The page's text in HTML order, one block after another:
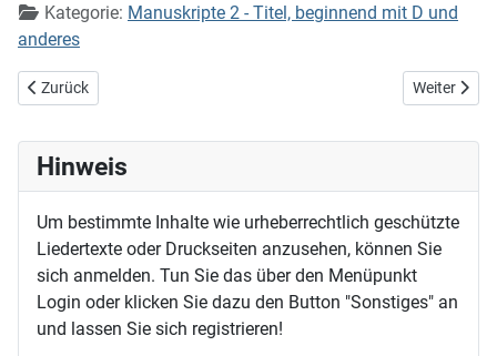
Kategorie: Manuskripte 2 - Titel, beginnend mit D und
anderes
Vorheriger Beitrag: Der Heiland hockt im hohlen Holz (Die
Zurück Nächster
Weiter
Hinweis
Um bestimmte Inhalte wie urheberrechtlich geschützte
Liedertexte oder Druckseiten anzusehen, können Sie
sich anmelden. Tun Sie das über den Menüpunkt
Login oder klicken Sie dazu den Button "Sonstiges" an
und lassen Sie sich registrieren!